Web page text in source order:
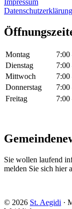
Impressum
Montag 7:00
Dienstag
7:00
Mittwoch
7:00
Donnerstag
7:00
Freitag
7:00
Sie wollen laufend
melden Sie sich hier
© 2026 St. Aegidi ·